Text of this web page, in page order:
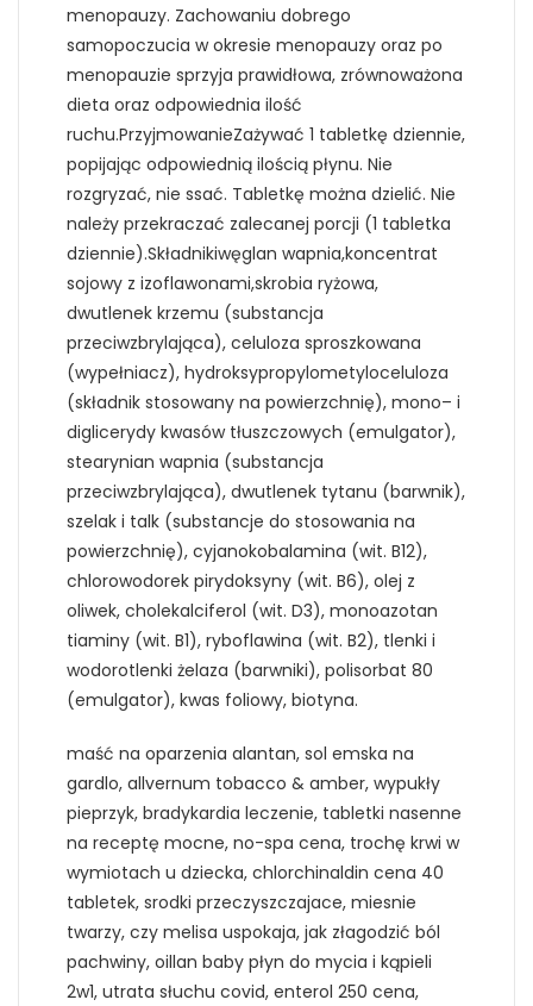
menopauzy. Zachowaniu dobrego
samopoczucia w okresie menopauzy oraz po
menopauzie sprzyja prawidłowa, zrównoważona
dieta oraz odpowiednia ilość
ruchu.PrzyjmowanieZażywać 1 tabletkę dziennie,
popijając odpowiednią ilością płynu. Nie
rozgryzać, nie ssać. Tabletkę można dzielić. Nie
należy przekraczać zalecanej porcji (1 tabletka
dziennie).Składnikiwęglan wapnia,koncentrat
sojowy z izoflawonami,skrobia ryżowa,
dwutlenek krzemu (substancja
przeciwzbrylająca), celuloza sproszkowana
(wypełniacz), hydroksypropylometyloceluloza
(składnik stosowany na powierzchnię), mono– i
diglicerydy kwasów tłuszczowych (emulgator),
stearynian wapnia (substancja
przeciwzbrylająca), dwutlenek tytanu (barwnik),
szelak i talk (substancje do stosowania na
powierzchnię), cyjanokobalamina (wit. B12),
chlorowodorek pirydoksyny (wit. B6), olej z
oliwek, cholekalciferol (wit. D3), monoazotan
tiaminy (wit. B1), ryboflawina (wit. B2), tlenki i
wodorotlenki żelaza (barwniki), polisorbat 80
(emulgator), kwas foliowy, biotyna.
maść na oparzenia alantan, sol emska na
gardlo, allvernum tobacco & amber, wypukły
pieprzyk, bradykardia leczenie, tabletki nasenne
na receptę mocne, no-spa cena, trochę krwi w
wymiotach u dziecka, chlorchinaldin cena 40
tabletek, srodki przeczyszczajace, miesnie
twarzy, czy melisa uspokaja, jak złagodzić ból
pachwiny, oillan baby płyn do mycia i kąpieli
2w1, utrata słuchu covid, enterol 250 cena,